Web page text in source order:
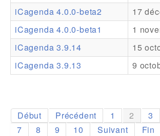
Forum
Support Pro
iCagenda 4.0.0-beta2
17
iCagenda 4.0.0-beta1
1
iCagenda 3.9.14
15
iCagenda 3.9.13
9
Début Précédent 1 2 3
7
8 9 10 Suivant Fin